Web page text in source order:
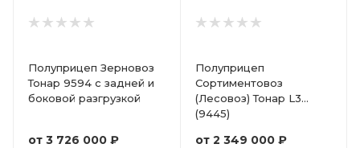
Полуприцеп Зерновоз
Тонар 9594 с задней и
боковой разгрузкой
от 3 726 000 ₽
Полуприцеп
Сортиментовоз
(Лесовоз) Тонар L3
(9445)
от 2 349 000 ₽